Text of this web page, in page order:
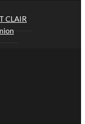
CLAIR